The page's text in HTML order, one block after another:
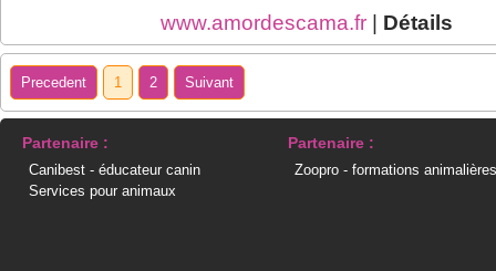
www.amordescama.fr | Détails
Precedent 1 2 Suivant
Partenaire :
Canibest - éducateur canin
Services pour animaux
Partenaire :
Zoopro - formations animalières